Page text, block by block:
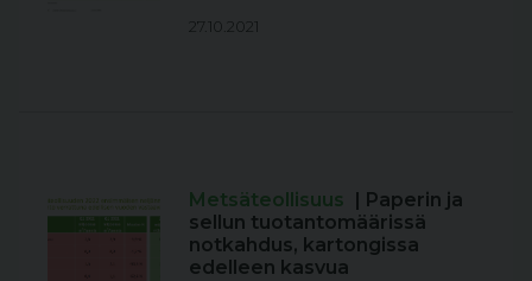
27.10.2021
Metsäteollisuus | Paperin ja
sellun tuotantomäärissä
notkahdus, kartongissa
edelleen kasvua